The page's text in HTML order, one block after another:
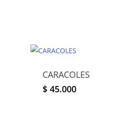
CARACOLES
$45.000